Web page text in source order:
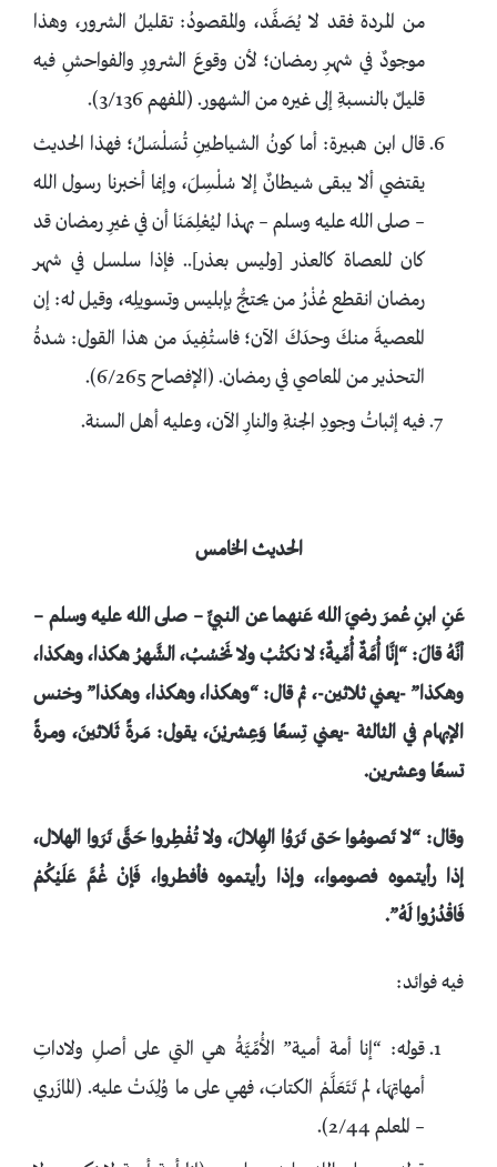
من المردة فقد لا يُصَفَّد، والمقصودُ: تقليلُ الشرور، وهذا
موجودٌ في شهرِ رمضان؛ لأن وقوعَ الشرورِ والفواحشِ فيه
قليلٌ بالنسبةِ إلى غيره من الشهور. (المفهم 3/136).
قال ابن هبيرة: أما كونُ الشياطينِ تُسَلْسَلُ؛ فهذا الحديث
يقتضي ألا يبقى شيطانٌ إلا سُلْسِلَ، وإنما أخبرنا رسول الله
– صلى الله عليه وسلم – بهذا ليُعْلِمَنَا أن في غيرِ رمضان قد
كان للعصاة كالعذر [وليس بعذر].. فإذا سلسل في شهر
رمضان انقطع عُذْرُ من يحتجُّ بإبليس وتسويلِه، وقيل له: إن
المعصيةَ منكَ وحدَكَ الآن؛ فاستُفِيدَ من هذا القول: شدةُ
التحذير من المعاصي في رمضان. (الإفصاح 6/265).
فيه إثباتُ وجودِ الجنةِ والنارِ الآن، وعليه أهل السنة.
الحديث الخامس
عَنِ ابنِ عُمرَ رضيَ الله عَنهما عن النبيِّ – صلى الله عليه وسلم –
أنَّهُ قالَ: “إنَّا أُمَّةٌ أُمِّيةٌ؛ لا نكتُبُ ولا نَحْسُبُ، الشَّهرُ هكذا، وهكذا،
وهكذا” -يعني ثلاثين-، ثم قال: “وهكذا، وهكذا، وهكذا” وخنس
الإبهام في الثالثة -يعني تِسعًا وَعِشريْنَ، يقول: مَرةً ثَلاثينَ، ومرةً
تسعًا وعشرين.
وقال: “لا تَصومُوا حَتى تَرَوُا الهِلالَ، ولا تُفْطِروا حَتَّى تَرَوا الهلال،
إذا رأيتموه فصوموا،، وإذا رأيتموه فأفطروا، فَإنْ غُمَّ عَلَيْكُمْ
فَاقْدُرُوا لَهُ”.
فيه فوائد:
قوله: “إنا أمة أمية” الأُمِّيَّةُ هي التي على أصلِ ولاداتِ
أمهاتِهَا، لم تَتَعَلَّمْ الكتابَ، فهي على ما وُلِدَتْ عليه. (المازَري
– المعلم 2/44).